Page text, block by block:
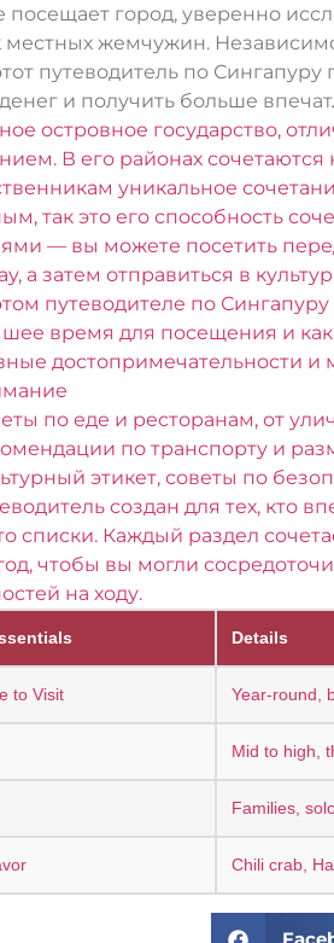
посещает город, уверенно
местных жемчужин.
путеводитель по
и получить больше
островное государство,
В его районах
уникальное
так это его способность
— вы можете посетить
а затем отправиться в
путеводителе по
время для посещения и
достопримечательности
по еде и ресторанам, от
по транспорту и
этикет, советы по
создан для тех, кто
списки. Каждый раздел
чтобы вы могли
на ходу.
Details
to Visit Year-round,
Mid to high,
Families,
Chili crab,